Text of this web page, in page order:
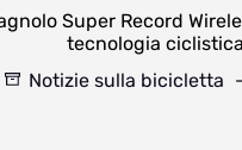
Super Record
tecnologia ciclistica
Notizie sulla bicicletta